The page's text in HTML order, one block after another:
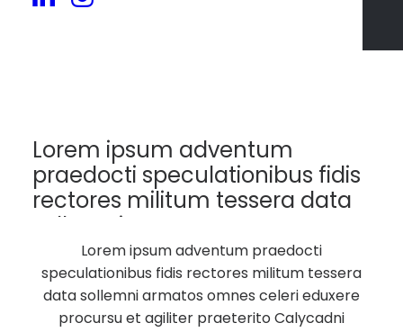
Lorem ipsum adventum
praedocti speculationibus fidis
rectores militum tessera data
sollemni armatos.
Lorem ipsum adventum praedocti
speculationibus fidis rectores militum tessera
data sollemni armatos omnes celeri eduxere
procursu et agiliter praeterito Calycadni